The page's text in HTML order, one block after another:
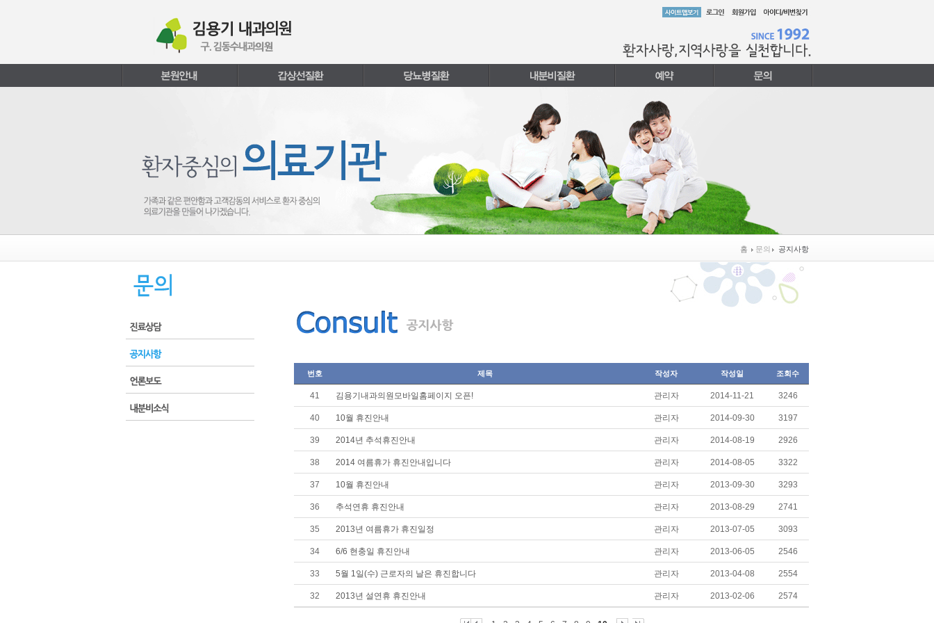
홈 문의 공지사항
번호 제목 작성자 작성일 조회수
41 김용기내과의원모바일홈페이지 오픈! 관리자 2014-11-21 3246
40 10월 휴진안내 관리자 2014-09-30 3197
39 2014년 추석휴진안내 관리자 2014-08-19 2926
38 2014 여름휴가 휴진안내입니다 관리자 2014-08-05 3322
37 10월 휴진안내 관리자 2013-09-30 3293
36 추석연휴 휴진안내 관리자 2013-08-29 2741
35 2013년 여름휴가 휴진일정 관리자 2013-07-05 3093
34 6/6 현충일 휴진안내 관리자 2013-06-05 2546
33 5월 1일(수) 근로자의 날은 휴진합니다 관리자 2013-04-08 2554
32 2013년 설연휴 휴진안내 관리자 2013-02-06 2574